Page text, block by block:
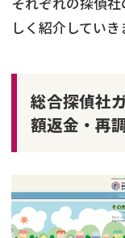
しく紹介していき
総合探偵社
額返金・再